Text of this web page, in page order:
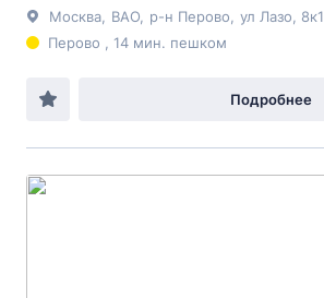
Москва ВАО р-н Перово ул Лазо , 8к1
Перово , 14 мин. пешком
Подробнее